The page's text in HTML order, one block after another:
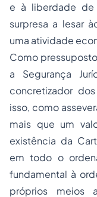
e à liberdade de
surpresa a lesar
uma atividade
Como
a Segurança
concretizador
isso, como
mais que um
existência da
em todo o
fundamental à
próprios meios